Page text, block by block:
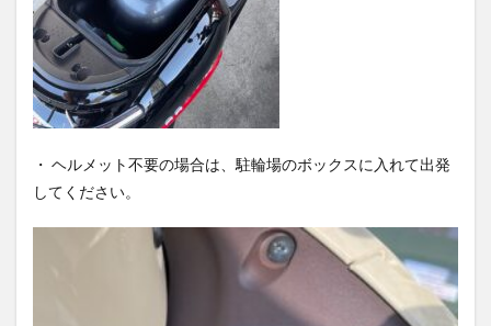
・ ヘルメット不要の場合は、駐輪場のボックスに入れて出発
してください。